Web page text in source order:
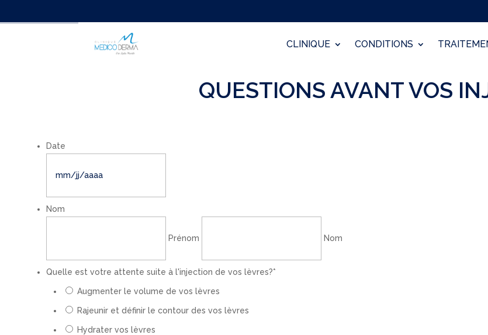
CLINIQUE CONDITIONS
QUESTIONS AVANT VOS
Date
Nom
Prénom Nom
Quelle est votre attente suite à l'injection de vos lèvres?*
Augmenter le volume de vos lèvres
Rajeunir et définir le contour des vos lèvres
Hydrater vos lèvres